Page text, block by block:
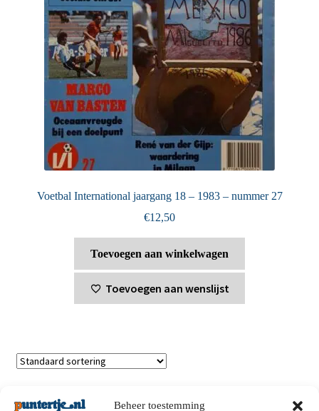
Beheer toestemming
Voetbal International jaargang 18 – 1983 – nummer 27
€12,50
Toevoegen aan winkelwagen
Toevoegen aan wenslijst